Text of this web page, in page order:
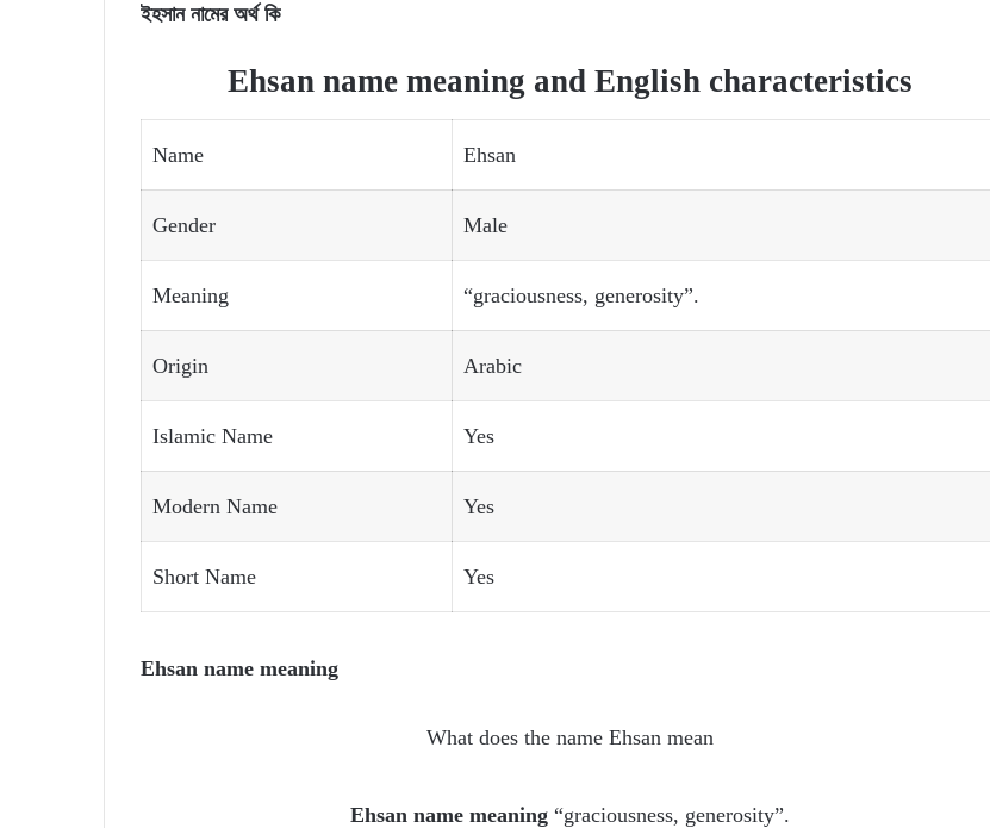
ইহসান নামের অর্থ কি
Ehsan name meaning and English characteristics
Name Ehsan
Gender Male
Meaning “graciousness, generosity”.
Origin Arabic
Islamic Name Yes
Modern Name Yes
Short Name Yes
Ehsan name meaning
What does the name Ehsan mean
Ehsan name meaning “graciousness, generosity”.